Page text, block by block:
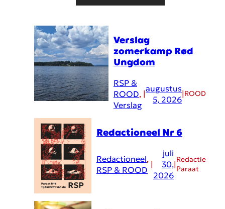
Verslag
zomerkamp Rød
Ungdom
RSP &
ROOD
Verslag
|
augustus
5, 2026
|ROOD
Redactioneel Nr 6
Redactioneel
RSP & ROOD
juli
30,
2026
Redactie
Paraat